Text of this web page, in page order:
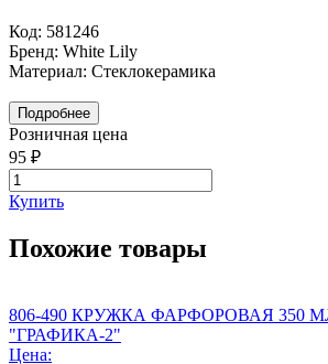
Код: 581246
Бренд: White Lily
Материал: Стеклокерамика
Подробнее
Розничная цена
95 ₽
Купить
Похожие товары
806-490 КРУЖКА ФАРФОРОВАЯ 350
"ГРАФИКА-2"
Цена: